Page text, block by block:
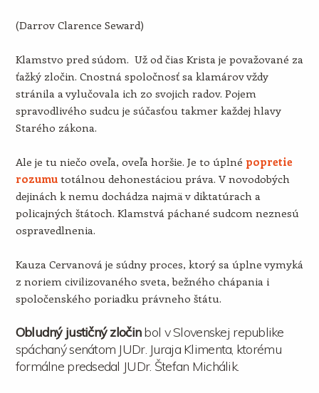
(Darrov Clarence Seward)
Klamstvo pred súdom. Už od čias Krista je považované za
ťažký zločin. Cnostná spoločnosť sa klamárov vždy
stránila a vylučovala ich zo svojich radov. Pojem
spravodlivého sudcu je súčasťou takmer každej hlavy
Starého zákona.
Ale je tu niečo oveľa, oveľa horšie. Je to úplné popretie
rozumutotálnou dehonestáciou práva. V novodobých
dejinách k nemu dochádza najmä v diktatúrach a
policajných štátoch. Klamstvá páchané sudcom neznesú
ospravedlnenia.
Kauza Cervanová je súdny proces, ktorý sa úplne vymyká
z noriem civilizovaného sveta, bežného chápania i
spoločenského poriadku právneho štátu.
Obludný justičný zločinbol v Slovenskej republike
spáchaný senátom JUDr. Juraja Klimenta, ktorému
formálne predsedal JUDr. Štefan Michálik.